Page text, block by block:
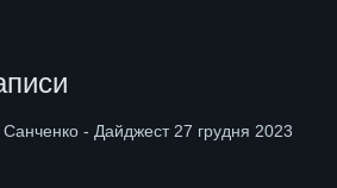
- Дайджест 27 грудня 2023